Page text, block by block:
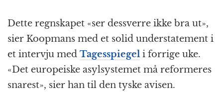
Dette regnskapet «ser dessverre ikke bra ut»,
sier Koopmans med et solid under­statement i
et intervju med Tages­spiegel i forrige uke.
«Det europeiske asyl­systemet må reformeres
snarest», sier han til den tyske avisen.